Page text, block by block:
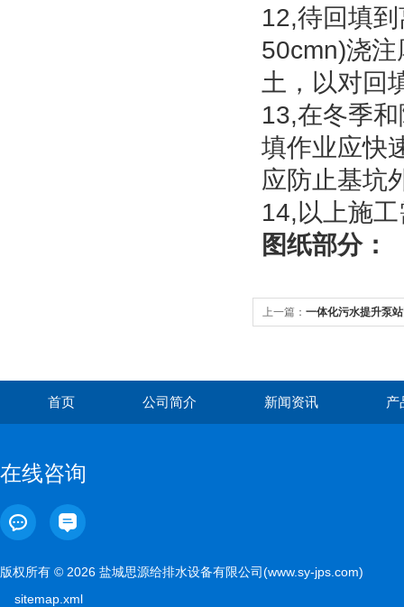
12,待回填
50cmn)浇
土，以对回
13,在冬季
填作业应快
应防止基坑
14,以上施
图纸部分：
上一篇： 一体化污水提升泵
首页 公司简介 新闻资讯 产
在线咨询
版权所有 © 2026 盐城思源给排水设备有限公司(www.sy-jps.com)
sitemap.xml